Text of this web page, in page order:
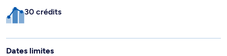
30 crédits
Dates limites